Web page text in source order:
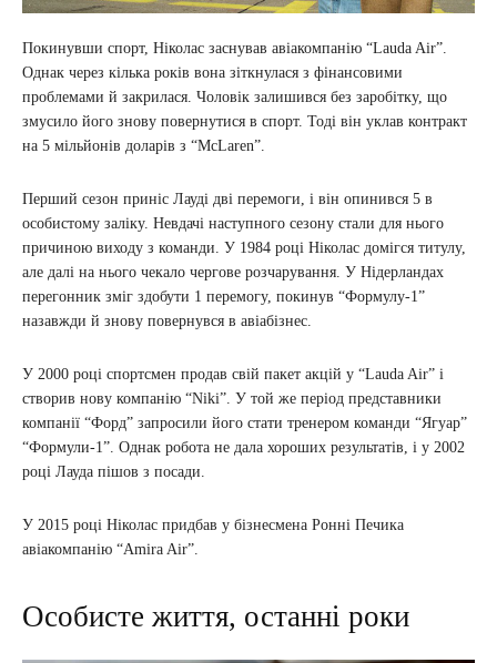
Покинувши спорт, Ніколас заснував авіакомпанію “Lauda Air”.
Однак через кілька років вона зіткнулася з фінансовими
проблемами й закрилася. Чоловік залишився без заробітку, що
змусило його знову повернутися в спорт. Тоді він уклав контракт
на 5 мільйонів доларів з “McLaren”.
Перший сезон приніс Лауді дві перемоги, і він опинився 5 в
особистому заліку. Невдачі наступного сезону стали для нього
причиною виходу з команди. У 1984 році Ніколас домігся титулу,
але далі на нього чекало чергове розчарування. У Нідерландах
перегонник зміг здобути 1 перемогу, покинув “Формулу-1”
назавжди й знову повернувся в авіабізнес.
У 2000 році спортсмен продав свій пакет акцій у “Lauda Air” і
створив нову компанію “Niki”. У той же період представники
компанії “Форд” запросили його стати тренером команди “Ягуар”
“Формули-1”. Однак робота не дала хороших результатів, і у 2002
році Лауда пішов з посади.
У 2015 році Ніколас придбав у бізнесмена Ронні Печика
авіакомпанію “Amira Air”.
Особисте життя, останні роки